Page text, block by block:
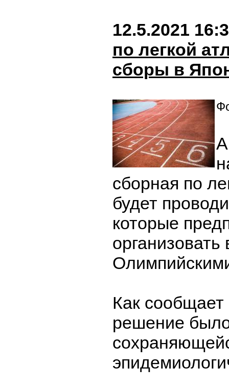
12.5.2021
по легкой
сборы в
сборная по
будет
которые
Как сообщает
решение